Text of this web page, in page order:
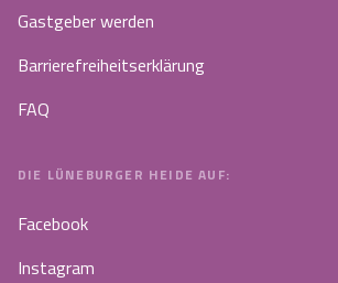
Gastgeber werden
Barrierefreiheitserklärung
FAQ
DIE LÜNEBURGER HEIDE AUF:
Facebook
Instagram